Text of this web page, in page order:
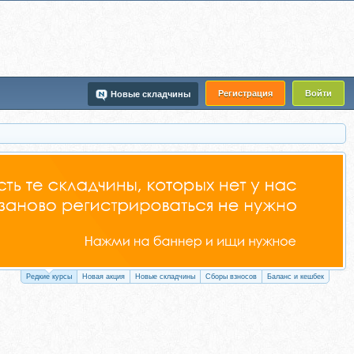
Регистрация Войти
Новые складчины
Редкие курсы Новая акция Новые складчины Сборы взносов Баланс и кешбек